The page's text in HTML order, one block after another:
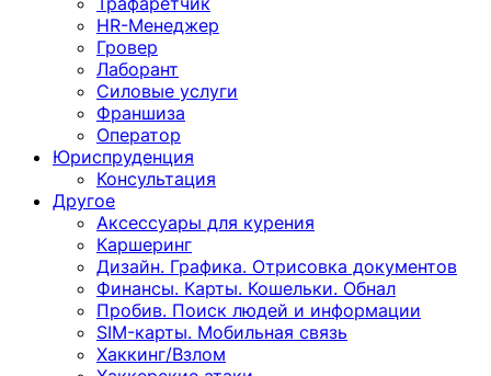
HR-Менеджер
Гровер
Лаборант
Силовые услуги
Франшиза
Оператор
Юриспруденция
Консультация
Другoе
Аксессуары для курения
Каршеринг
Дизайн. Графика. Отрисовка документов
Финансы. Карты. Кошельки. Обнал
Пробив. Поиск людей и информации
SIM-карты. Мобильная связь
Хаккинг/Взлом